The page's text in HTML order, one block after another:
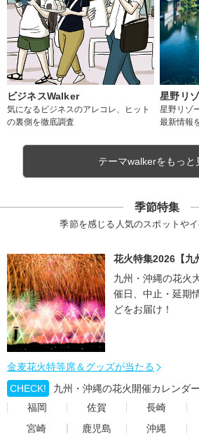
ビジネスWalker
気になるビジネスのアレコレ、ヒット
の裏側を徹底調査
星野リ
星野リゾ
最新情報
テーマwalkerをもっと
季節特集
季節を感じる人気のスポットや
花火特集2026【九
九州・沖縄の花火
催日、中止・延期
どをお届け！
金麦花火特等席＆グッズが当たる
CHECK!
九州・沖縄の花火開催カレンダー
福岡
佐賀 長崎
宮崎
鹿児島 沖縄